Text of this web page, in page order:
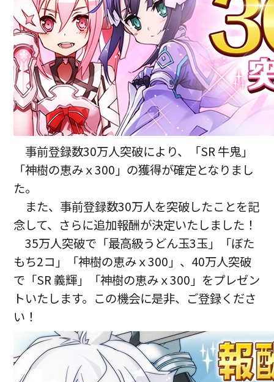
事前登録数30万人突破により、「SR 牛鬼」
「神樹の恵みｘ300」の獲得が確定となりまし
た。
また、事前登録数30万人を突破したことを記
念して、さらに追加報酬が決定いたしました！
35万人突破で「最高級うどん玉3玉」「ぼた
もち2コ」「神樹の恵みｘ300」、40万人突破
で「SR 義輝」「神樹の恵みｘ300」をプレゼン
トいたします。この機会に是非、ご登録くださ
い！